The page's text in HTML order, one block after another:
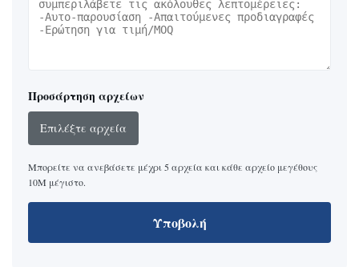
Προσάρτηση αρχείων
Επιλέξτε αρχεία
Μπορείτε να ανεβάσετε μέχρι 5 αρχεία και κάθε αρχείο μεγέθους
10M μέγιστο.
Υποβολή